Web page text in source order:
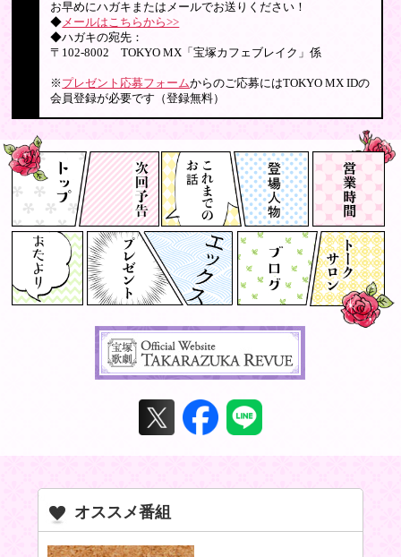
お早めにハガキまたはメールでお送りください！
◆メールはこちらから>>
◆ハガキの宛先：
〒102-8002 TOKYO MX「宝塚カフェブレイク」係
※ プレゼント応募フォームからのご応募にはTOKYO MX IDの
会員登録が必要です（登録無料）
オススメ番組